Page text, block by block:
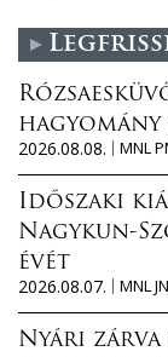
2026.08.08.
MNL
Időszaki
Nagykun-
évét
2026.08.07.
MNL
Nyári zárva